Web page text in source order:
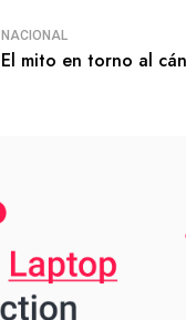
NACIONAL
El mito en torno al